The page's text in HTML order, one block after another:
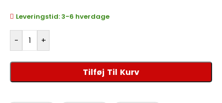
Leveringstid: 3-6 hverdage
- +
Tilføj Til Kurv